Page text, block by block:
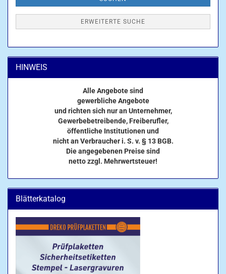
ERWEITERTE SUCHE
HINWEIS
Alle Angebote sind
gewerbliche Angebote
und richten sich nur an Unternehmer,
Gewerbebetreibende, Freiberufler,
öffentliche Institutionen und
nicht an Verbraucher i. S. v. § 13 BGB.
Die angegebenen Preise sind
netto zzgl. Mehrwertsteuer!
Blätterkatalog